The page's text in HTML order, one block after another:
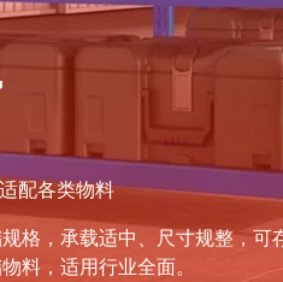
配各类物料
格，承载适中、尺寸规整，
料，适用行业全面。